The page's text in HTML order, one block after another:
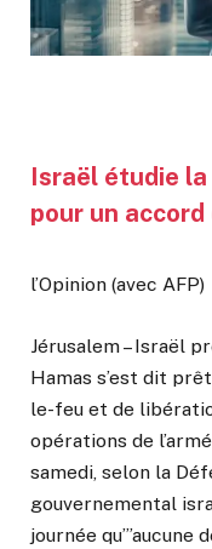
Israël étudie
pour un
l’Opinion (avec AFP)
Jérusalem – Israël
Hamas s’est dit
le-feu et de
opérations de
samedi, selon la
gouvernemental
journée qu’”aucune